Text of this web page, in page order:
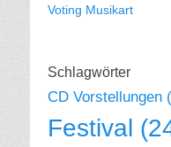
Voting Musikart
Schlagwörter
CD Vorstellungen
Festival